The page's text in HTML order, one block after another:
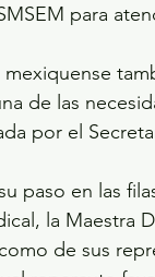
para
mexiquense
de las
por el
paso en las
la Maestra
de sus